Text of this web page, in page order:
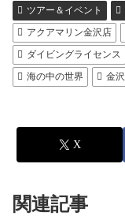
ツアー＆イベント
アクアマリン金沢店
ダイビングライセンス
海の中の世界
金沢
X
関連記事